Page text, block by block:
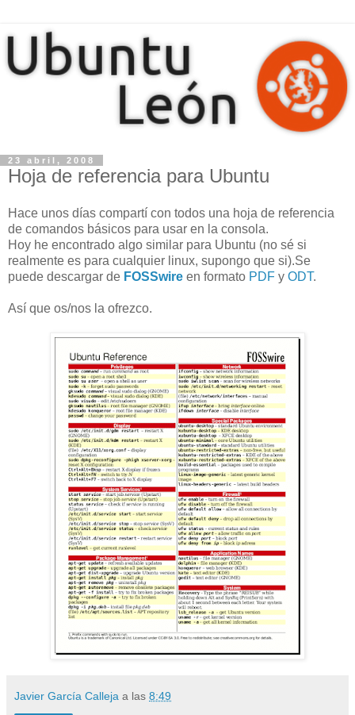
23 abril, 2008
Hoja de referencia para Ubuntu
Hace unos días compartí con todos una hoja de referencia
de comandos básicos para usar en la consola.
Hoy he encontrado algo similar para Ubuntu (no sé si
realmente es para cualquier linux, supongo que si).Se
puede descargar de FOSSwire en formato PDF y ODT.
Así que os/nos la ofrezco.
Javier García Calleja a las 8:49